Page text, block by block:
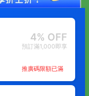
4% OFF
預訂滿1,000即享
推廣碼限額已滿